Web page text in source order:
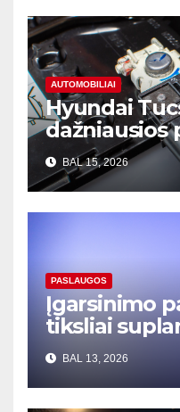
AUTOMOBILIAI
Hyundai
dažniausios
atkreipti
perkant
BAL 15, 2026
PASLAUGOS
Įgarsinimo
tiksliai
BAL 13, 2026